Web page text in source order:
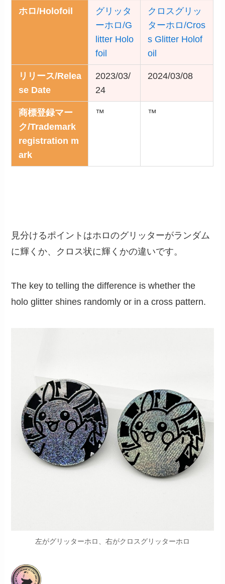
ホロ/Holofoil
グリッタ
ーホロ/G
litter Holo
foil
クロスグリッ
ターホロ/Cros
s Glitter Holof
oil
リリース/Relea
se Date
2023/03/
24
2024/03/08
商標登録マー
ク/Trademark
registration m
ark
™ ™
見分けるポイントはホロのグリッターがランダム
に輝くか、クロス状に輝くかの違いです。
The key to telling the difference is whether the
holo glitter shines randomly or in a cross pattern.
左がグリッターホロ、右がクロスグリッターホロ